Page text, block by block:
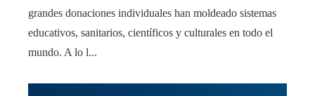
grandes donaciones individuales han moldeado sistemas
educativos, sanitarios, científicos y culturales en todo el
mundo. A lo l...